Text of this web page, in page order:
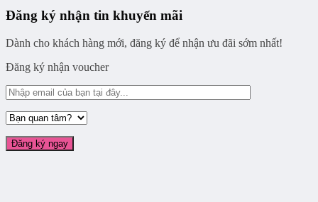
Đăng ký nhận tin khuyến mãi
Dành cho khách hàng mới, đăng ký để nhận ưu đãi sớm nhất!
Đăng ký nhận voucher